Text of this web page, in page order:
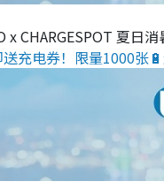
x CHARGESPOT 夏日消
送充电券！限量1000张